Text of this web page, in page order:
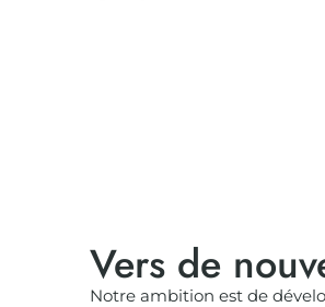
Vers de
Notre ambition est de